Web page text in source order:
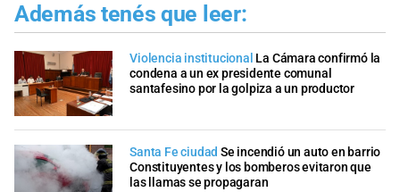
Además tenés que leer:
Violencia institucional La Cámara confirmó la
condena a un ex presidente comunal
santafesino por la golpiza a un productor
Santa Fe ciudad Se incendió un auto en barrio
Constituyentes y los bomberos evitaron que
las llamas se propagaran